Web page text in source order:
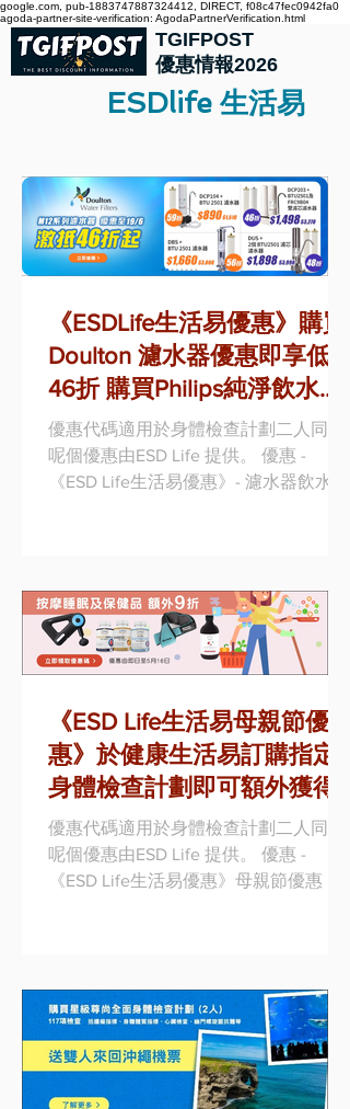
google.com, pub-1883747887324412, DIRECT, f08c47fec0942fa0
agoda-partner-site-verification: AgodaPartnerVerification.html
TGIFPOST
優惠情報2026
ESDlife 生活易
《ESDLife生活易優惠》購買
Doulton 濾水器優惠即享低至
46折 購買Philips純淨飲水機
即享低至67折 (優惠至2022
年6月30日)
優惠代碼適用於身體檢查計劃二人同行,
呢個優惠由ESD Life 提供。 優惠 -
《ESD Life生活易優惠》- 濾水器飲水機
《ESD Life生活易母親節優
惠》於健康生活易訂購指定
身體檢查計劃即可額外獲得
禮品包括最新智能手機、
dyson家電 (優惠至2020年5
月16日)
優惠代碼適用於身體檢查計劃二人同行,
呢個優惠由ESD Life 提供。 優惠 -
《ESD Life生活易優惠》母親節優惠 優
輸入優惠碼，即可享9折優惠...